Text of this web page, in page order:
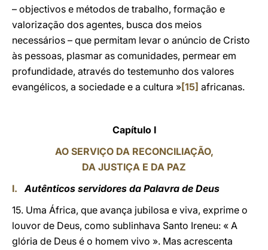
– objectivos e métodos de trabalho, formação e
valorização dos agentes, busca dos meios
necessários – que permitam levar o anúncio de Cristo
às pessoas, plasmar as comunidades, permear em
profundidade, através do testemunho dos valores
evangélicos, a sociedade e a cultura »[15] africanas.
Capítulo I
AO SERVIÇO DA RECONCILIAÇÃO,
DA JUSTIÇA E DA PAZ
I.Autênticos servidores da Palavra de Deus
15. Uma África, que avança jubilosa e viva, exprime o
louvor de Deus, como sublinhava Santo Ireneu: « A
glória de Deus é o homem vivo ». Mas acrescenta